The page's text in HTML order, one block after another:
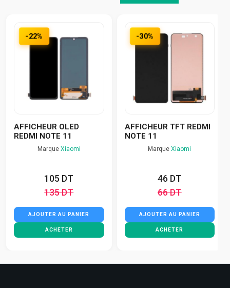
-22%
AFFICHEUR OLED
REDMI NOTE 11
Marque Xiaomi
105 DT
135 DT
AJOUTER AU PANIER
ACHETER
-30%
AFFICHEUR TFT REDMI
NOTE 11
MarqueXiaomi
46 DT
66 DT
AJOUTER AU PANIER
ACHETER